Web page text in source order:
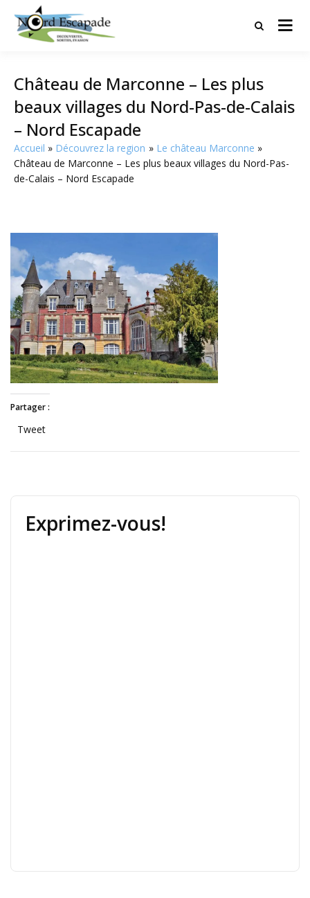
Tourisme et randonnées en Hauts
Château de Marconne – Les plus
beaux villages du Nord-Pas-de-Calais
– Nord Escapade
Accueil Découvrez la region
Le château Marconne
Château de Marconne – Les plus beaux villages du Nord-Pas-
de-Calais – Nord Escapade
Partager :
Tweet
Exprimez-vous!